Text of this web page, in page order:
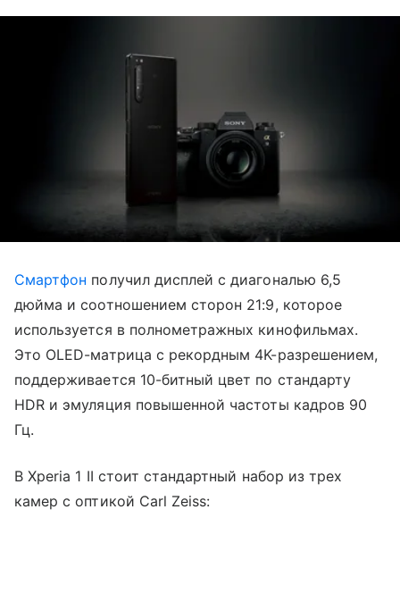
Смартфон получил дисплей с диагональю 6,5
дюйма и соотношением сторон 21:9, которое
используется в полнометражных кинофильмах.
Это OLED-матрица с рекордным 4K-разрешением,
поддерживается 10-битный цвет по стандарту
HDR и эмуляция повышенной частоты кадров 90
Гц.
В Xperia 1 II стоит стандартный набор из трех
камер с оптикой Carl Zeiss: